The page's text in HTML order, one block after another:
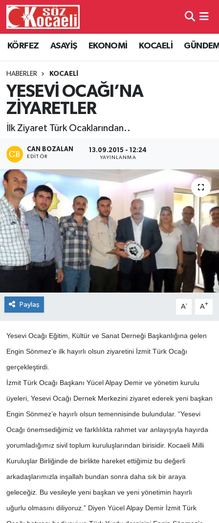
KÖRFEZ ASAYİŞ EKONOMİ KOCAELİ
HABERLER KOCAELİ
YESEVİ OCAĞI’NA
ZİYARETLER
İlk Ziyaret Türk Ocaklarından..
CAN BOZALAN
EDITÖR
13.09.2015 - 12:24
YAYINLANMA
Paylaş A- A+
Yesevi Ocağı Eğitim, Kültür ve Sanat Derneği Başkanlığına gelen
Engin Sönmez’e ilk hayırlı olsun ziyaretini İzmit Türk Ocağı
gerçekleştirdi.
İzmit Türk Ocağı Başkanı Yücel Alpay Demir ve yönetim kurulu
üyeleri, Yesevi Ocağı Dernek Merkezini ziyaret ederek yeni başkan
Engin Sönmez’e hayırlı olsun temennisinde bulundular. “Yesevi
Ocağı önemsediğimiz ve farklılıkta rahmet var anlayışıyla hayırda
yorumladığımız sivil toplum kuruluşlarından birisidir. Kocaeli Milli
Kuruluşlar Birliğinde de birlikte hareket ettiğimiz bu değerli
arkadaşlarımızla inşallah bundan sonra daha sık bir araya
geleceğiz. Bu vesileyle yeni başkan ve yeni yönetimin hayırlı
uğurlu olmasını diliyoruz.” Diyen Yücel Alpay Demir İzmit Türk
Kocaeli Hava Durumu
Kocaeli Namaz Vakitleri
Kocaeli Trafik Yoğunluk Haritası
Son Dakika Haberleri
Haber Arşivi